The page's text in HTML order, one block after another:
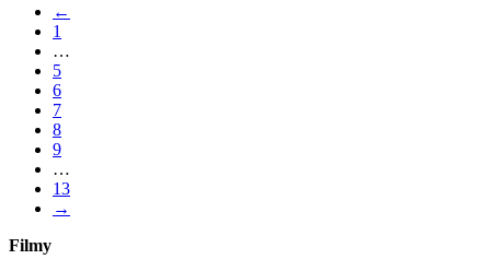
←
1
…
5
6
7
8
9
…
13
→
Filmy